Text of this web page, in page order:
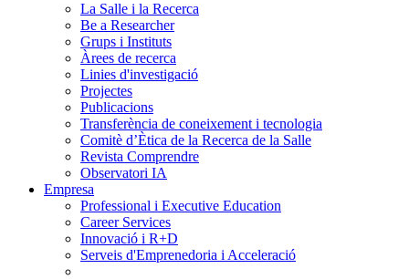
La Salle i la Recerca
Be a Researcher
Grups i Instituts
Àrees de recerca
Linies d'investigació
Projectes
Publicacions
Transferència de coneixement i tecnologia
Comitè d’Ètica de la Recerca de la Salle
Revista Comprendre
Observatori IA
Empresa
Professional i Executive Education
Career Services
Innovació i R+D
Serveis d'Emprenedoria i Acceleració